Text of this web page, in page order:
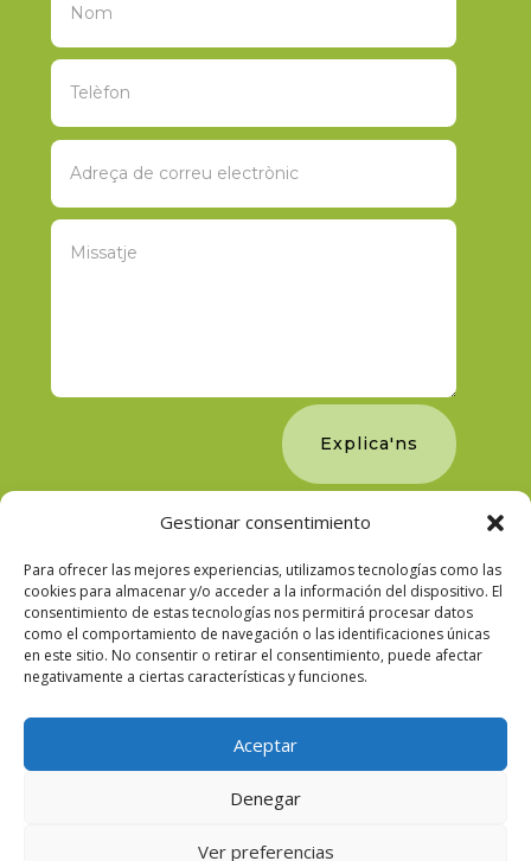
Gestionar consentimiento
Para ofrecer las mejores experiencias, utilizamos tecnologías como las
cookies para almacenar y/o acceder a la información del dispositivo. El
consentimiento de estas tecnologías nos permitirá procesar datos
como el comportamiento de navegación o las identificaciones únicas
en este sitio. No consentir o retirar el consentimiento, puede afectar
negativamente a ciertas características y funciones.
Aceptar
Denegar
Ver preferencias
Explica'ns
2021 © JDM Seguros - Desarrollado por